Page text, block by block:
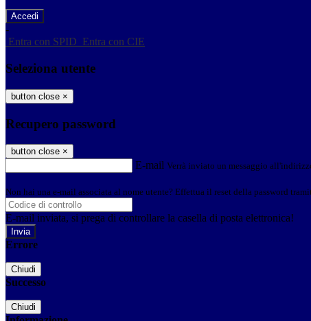
-
Entra con SPID Entra con CIE
Seleziona utente
button close ×
Recupero password
button close ×
E-mail Verrà inviato un messaggio
Non hai una e-mail associata al nome utente? Effettua il reset della password
E-mail inviata, si prega di controllare la casella di posta elettronica!
Errore
Chiudi
Successo
Chiudi